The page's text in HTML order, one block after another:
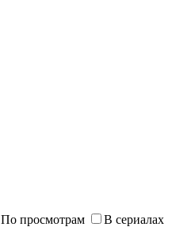
По просмотрам В сериалах